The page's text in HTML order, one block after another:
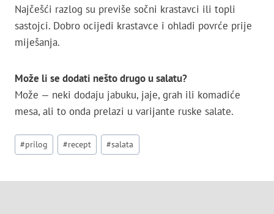
Najčešći razlog su previše sočni krastavci ili topli
sastojci. Dobro ocijedi krastavce i ohladi povrće prije
miješanja.
Može li se dodati nešto drugo u salatu?
Može — neki dodaju jabuku, jaje, grah ili komadiće
mesa, ali to onda prelazi u varijante ruske salate.
Post
Tags:
#prilog #recept #salata